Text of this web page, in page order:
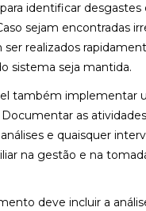
identificar desgastes
sejam encontradas
realizados
sistema seja mantida.
também implementar
Documentar as
e quaisquer
na gestão e na
deve incluir a